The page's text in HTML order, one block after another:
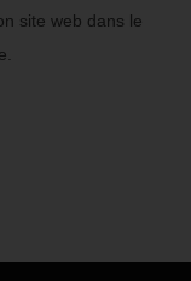
site web dans le